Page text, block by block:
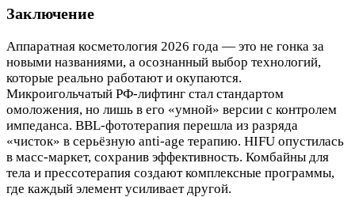
Заключение
Аппаратная косметология 2026 года — это не гонка за
новыми названиями, а осознанный выбор технологий,
которые реально работают и окупаются.
Микроигольчатый РФ-лифтинг стал стандартом
омоложения, но лишь в его «умной» версии с контролем
импеданса. BBL-фототерапия перешла из разряда
«чисток» в серьёзную anti-age терапию. HIFU опустилась
в масс-маркет, сохранив эффективность. Комбайны для
тела и прессотерапия создают комплексные программы,
где каждый элемент усиливает другой.